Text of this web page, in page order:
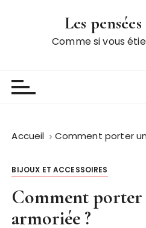
Les
Comme si vous
Accueil Comment porter
BIJOUX ET ACCESSOIRES
Comment porter
armoriée ?